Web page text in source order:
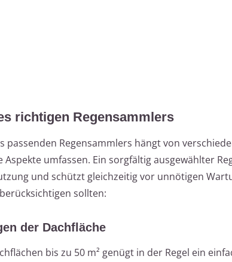
richtigen Regensammlers
passenden Regensammlers hängt von
Aspekte umfassen. Ein sorgfältig ausgewählter
und schützt gleichzeitig vor unnötigen
sollten:
der Dachfläche
bis zu 50 m² genügt in der Regel ein